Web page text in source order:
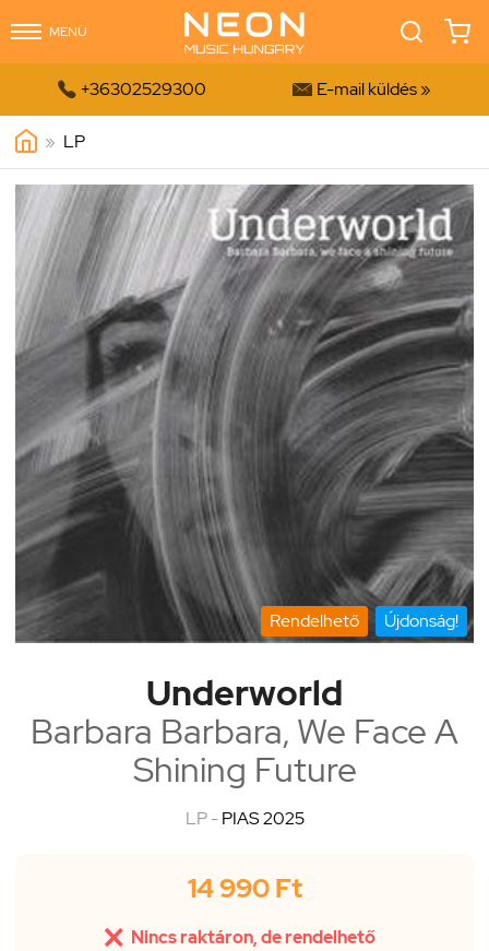
MENÜ
 +36302529300  E-mail küldés »
» LP
Rendelhető Újdonság!
Underworld
Barbara Barbara, We Face A
Shining Future
LP -PIAS 2025
14 990 Ft
 Nincs raktáron, de rendelhető